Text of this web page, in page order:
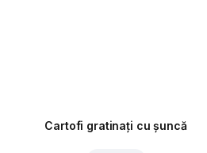
Cartofi gratinați cu șuncă